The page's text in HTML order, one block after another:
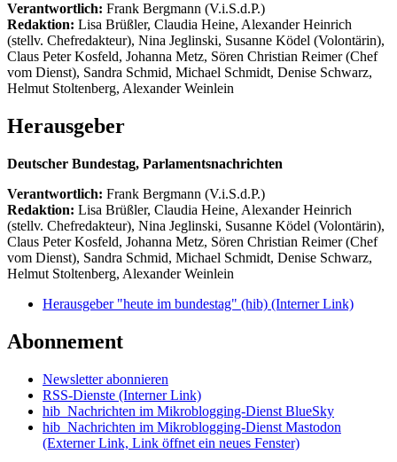
Verantwortlich: Frank Bergmann (V.i.S.d.P.)
Redaktion: Lisa Brüßler, Claudia Heine, Alexander Heinrich
(stellv. Chefredakteur), Nina Jeglinski, Susanne Ködel (Volontärin),
Claus Peter Kosfeld, Johanna Metz, Sören Christian Reimer (Chef
vom Dienst), Sandra Schmid, Michael Schmidt, Denise Schwarz,
Helmut Stoltenberg, Alexander Weinlein
Herausgeber
Deutscher Bundestag, Parlamentsnachrichten
Verantwortlich: Frank Bergmann (V.i.S.d.P.)
Redaktion: Lisa Brüßler, Claudia Heine, Alexander Heinrich
(stellv. Chefredakteur), Nina Jeglinski, Susanne Ködel (Volontärin),
Claus Peter Kosfeld, Johanna Metz, Sören Christian Reimer (Chef
vom Dienst), Sandra Schmid, Michael Schmidt, Denise Schwarz,
Helmut Stoltenberg, Alexander Weinlein
Herausgeber "heute im bundestag" (hib) (Interner Link)
Abonnement
Newsletter abonnieren
RSS-Dienste (Interner Link)
hib_Nachrichten im Mikroblogging-Dienst BlueSky
hib_Nachrichten im Mikroblogging-Dienst Mastodon
(Externer Link, Link öffnet ein neues Fenster)